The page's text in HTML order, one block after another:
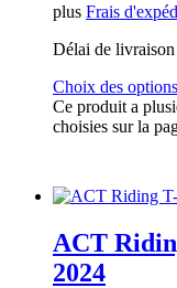
plus Frais
Délai de livraison
Choix des options
Ce produit a
choisies sur la
ACT
2024